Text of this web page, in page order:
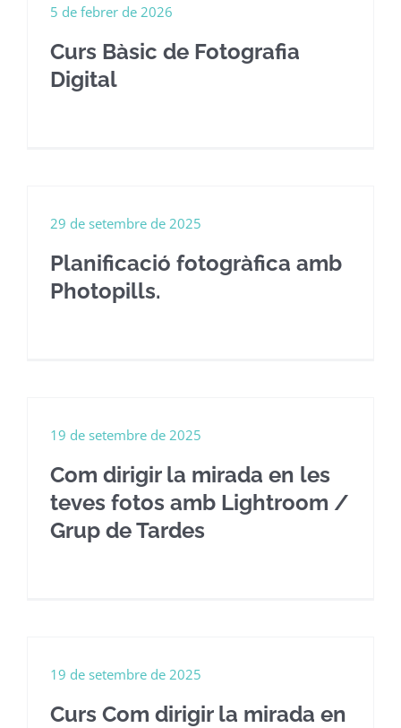
Curs Bàsic de Fotografia
Digital
5 de febrer de 2026
Planificació fotogràfica amb
Photopills.
29 de setembre de 2025
Com dirigir la mirada en les
teves fotos amb Lightroom /
Grup de Tardes
19 de setembre de 2025
Curs Com dirigir la mirada en
19 de setembre de 2025